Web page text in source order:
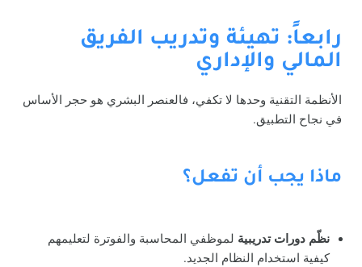
رابعاً: تهيئة وتدريب الفريق
المالي والإداري
الأنظمة التقنية وحدها لا تكفي، فالعنصر البشري هو حجر الأساس
في نجاح التطبيق.
ماذا يجب أن تفعل؟
نظّم دورات تدريبية لموظفي المحاسبة والفوترة لتعليمهم
كيفية استخدام النظام الجديد.